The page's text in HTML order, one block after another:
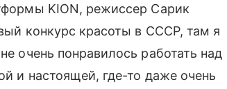
KION, режиссер Сарик
конкурс красоты в СССР, там я
очень понравилось работать над
и настоящей, где-то даже очень